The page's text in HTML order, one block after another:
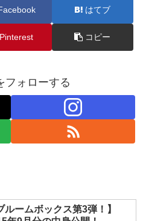
はてブ
Pinterest コピー
フォローする
ルームボックス第3弾！】